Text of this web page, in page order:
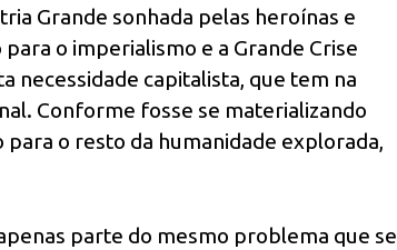
Grande sonhada pelas heroínas e
o imperialismo e a Grande Crise
necessidade capitalista, que tem na
Conforme fosse se materializando
o resto da humanidade explorada,
parte do mesmo problema que se